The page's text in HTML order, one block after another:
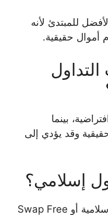
للمبتدئ لأنه
أموال حقيقية.
بينما
وقد يؤدي إلى
إسلامي؟
قد توفر بعض الشركات حسابات إسلامية أو Swap Free